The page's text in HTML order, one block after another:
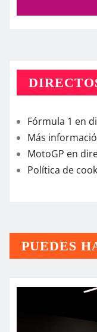
Fórmula 1 en
Más
MotoGP en
Política de
PUEDES